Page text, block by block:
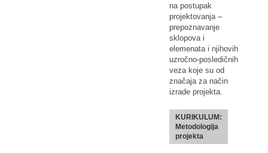
na postupak
projektovanja –
prepoznavanje
sklopova i
elemenata i njihovih
uzročno-posledičnih
veza koje su od
značaja za način
izrade projekta.
KURIKULUM:
Metodologija
projekta